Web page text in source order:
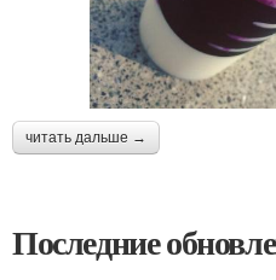
читать дальше →
Последние